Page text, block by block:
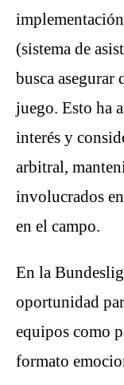
(sistema de
busca asegurar
juego. Esto ha
interés y
arbitral,
involucrados
en el campo.
En la
oportunidad
equipos como
formato